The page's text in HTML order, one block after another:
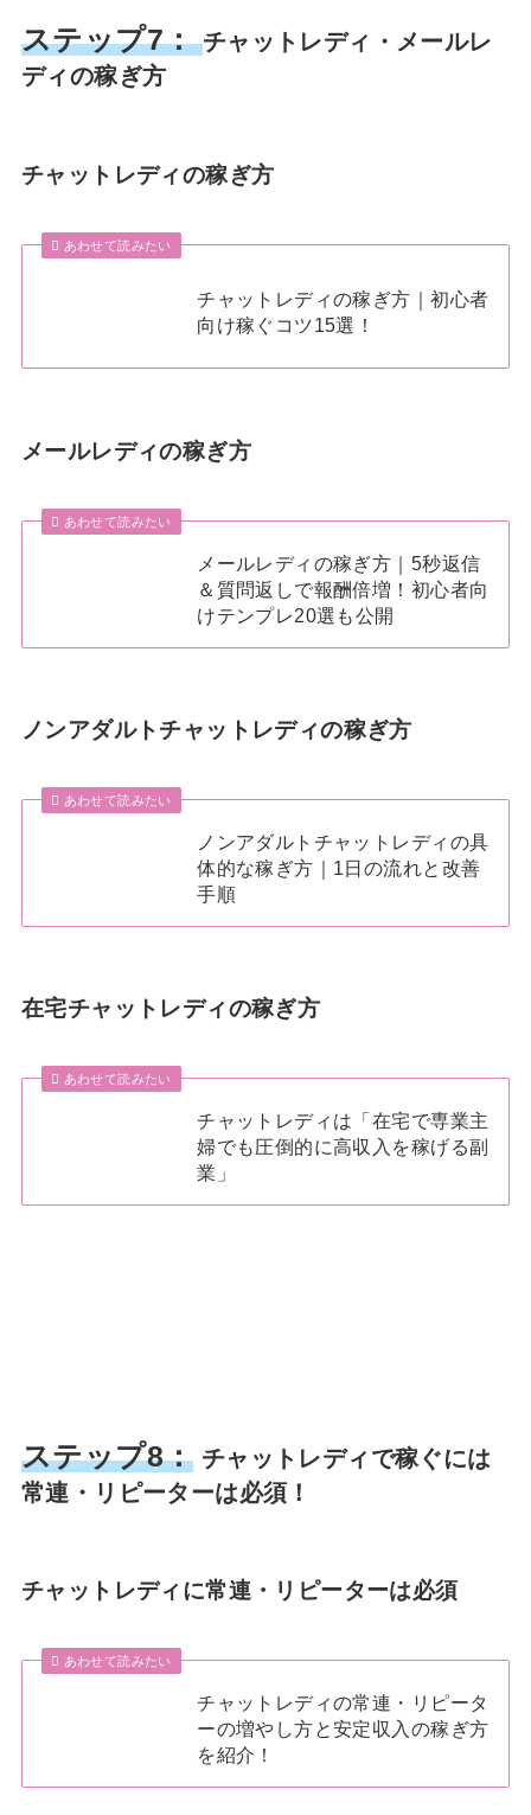
ステップ7： チャットレディ・メールレ
ディの稼ぎ方
チャットレディの稼ぎ方
あわせて読みたい
チャットレディの稼ぎ方｜初心者
向け稼ぐコツ15選！
メールレディの稼ぎ方
あわせて読みたい
メールレディの稼ぎ方｜5秒返信
＆質問返しで報酬倍増！初心者向
けテンプレ20選も公開
ノンアダルトチャットレディの稼ぎ方
あわせて読みたい
ノンアダルトチャットレディの具
体的な稼ぎ方｜1日の流れと改善
手順
在宅チャットレディの稼ぎ方
あわせて読みたい
チャットレディは「在宅で専業主
婦でも圧倒的に高収入を稼げる副
業」
ステップ8： チャットレディで稼ぐには
常連・リピーターは必須！
チャットレディに常連・リピーターは必須
あわせて読みたい
チャットレディの常連・リピータ
ーの増やし方と安定収入の稼ぎ方
を紹介！